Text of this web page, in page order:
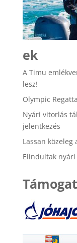
ek
A Timu
lesz!
Olympic
Nyári vitorlás
jelentkezés
Lassan közeleg
Elindultak